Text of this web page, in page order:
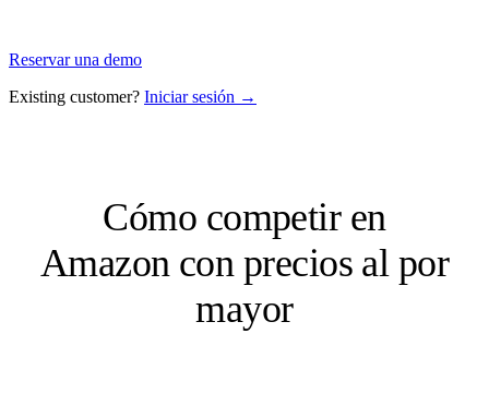
Reservar una demo
Existing customer? Iniciar sesión →
Cómo competir en
Amazon con precios al por
mayor